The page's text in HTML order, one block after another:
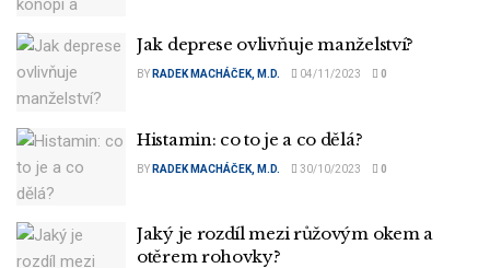
Jak deprese ovlivňuje manželství?
BY RADEK MACHÁČEK, M.D. 04/11/2023 0
Histamin: co to je a co dělá?
BY RADEK MACHÁČEK, M.D. 30/10/2023 0
Jaký je rozdíl mezi růžovým okem a
otěrem rohovky?